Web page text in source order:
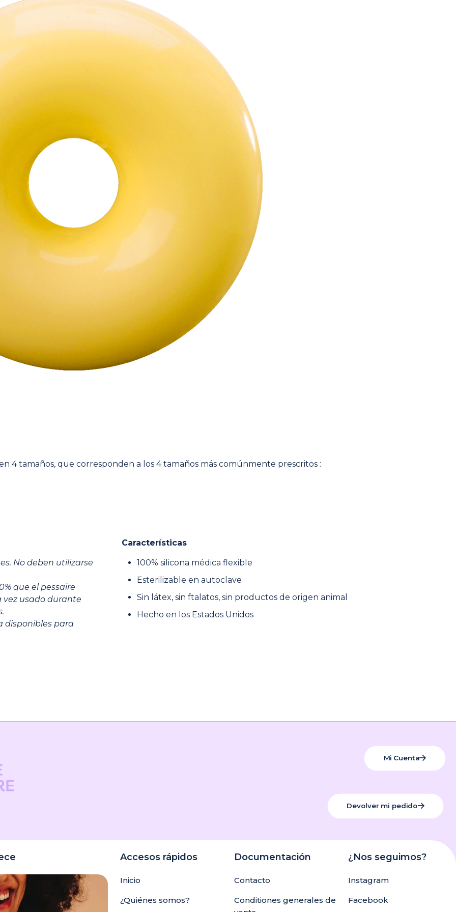
4 tamaños, que corresponden a los 4 tamaños más comúnmente prescritos :
No deben utilizarse
que el pessaire
usado durante
disponibles para
Características
100% silicona médica flexible
Esterilizable en autoclave
Sin látex, sin ftalatos, sin productos de origen animal
Hecho en los Estados Unidos
Valoraciones
en valorar “Pesario de prueba individual Donut Milex”
publicar una valoración.
Mi Cuenta
Devolver mi pedido
Accesos rápidos
Inicio
¿Quiénes somos?
Documentación
Contacto
Conditiones generales de
¿Nos seguimos?
Instagram
Facebook